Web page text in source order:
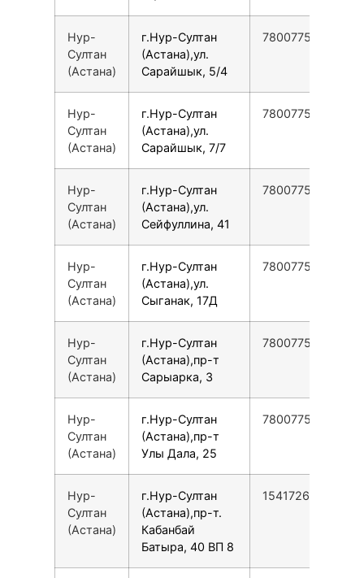
Нур-
Султан
(Астана)
г.Нур-Султан
(Астана),ул.
Сарайшык, 5/4
78007753553
Нур-
Султан
(Астана)
г.Нур-Султан
(Астана),ул.
Сарайшык, 7/7
78007753553
Нур-
Султан
(Астана)
г.Нур-Султан
(Астана),ул.
Сейфуллина, 41
78007753553
Нур-
Султан
(Астана)
г.Нур-Султан
(Астана),ул.
Сыганак, 17Д
78007753553
Нур-
Султан
(Астана)
г.Нур-Султан
(Астана),пр-т
Сарыарка, 3
78007753553
Нур-
Султан
(Астана)
г.Нур-Султан
(Астана),пр-т
Улы Дала, 25
78007753553
Нур-
Султан
(Астана)
г.Нур-Султан
(Астана),пр-т.
Кабанбай
Батыра, 40 ВП 8
154172646475